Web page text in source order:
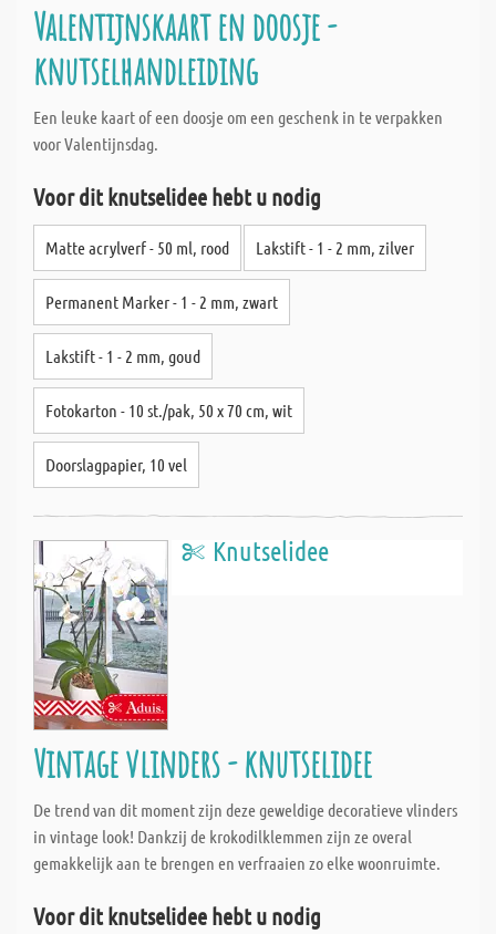
Valentijnskaart en doosje -
knutselhandleiding
Een leuke kaart of een doosje om een geschenk in te verpakken
voor Valentijnsdag.
Voor dit knutselidee hebt u nodig
Matte acrylverf - 50 ml, rood Lakstift - 1 - 2 mm, zilver
Permanent Marker - 1 - 2 mm, zwart
Lakstift - 1 - 2 mm, goud
Fotokarton - 10 st./pak, 50 x 70 cm, wit
Doorslagpapier, 10 vel
Knutselidee
Vintage vlinders - knutselidee
De trend van dit moment zijn deze geweldige decoratieve vlinders
in vintage look! Dankzij de krokodilklemmen zijn ze overal
gemakkelijk aan te brengen en verfraaien zo elke woonruimte.
Voor dit knutselidee hebt u nodig